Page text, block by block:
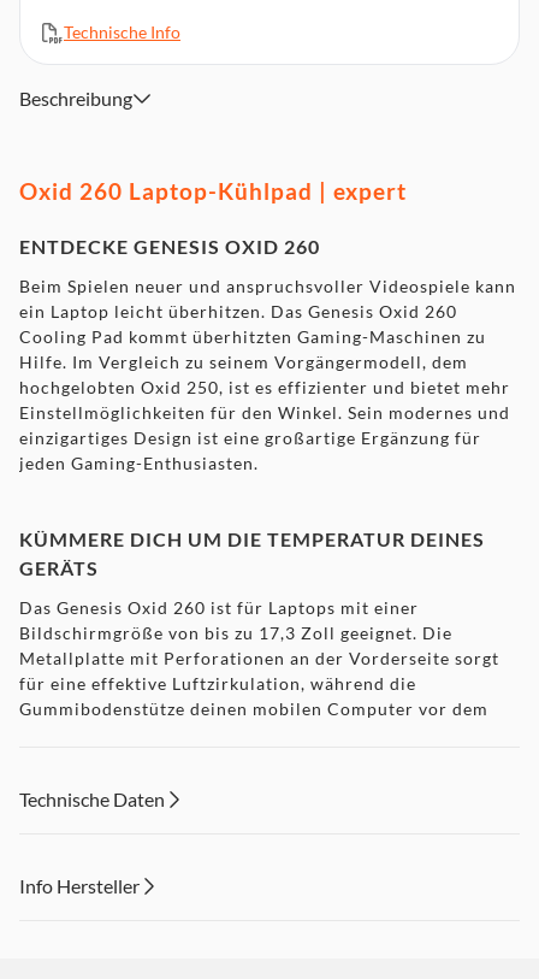
Farben der Beleuchtung: Rot
Abmessungen: 303 x 420 x 35 mm
Technische Info
Beschreibung
Oxid 260 Laptop-Kühlpad | expert
ENTDECKE GENESIS OXID 260
Beim Spielen neuer und anspruchsvoller Videospiele kann
ein Laptop leicht überhitzen. Das Genesis Oxid 260
Cooling Pad kommt überhitzten Gaming-Maschinen zu
Hilfe. Im Vergleich zu seinem Vorgängermodell, dem
hochgelobten Oxid 250, ist es effizienter und bietet mehr
Einstellmöglichkeiten für den Winkel. Sein modernes und
einzigartiges Design ist eine großartige Ergänzung für
jeden Gaming-Enthusiasten.
KÜMMERE DICH UM DIE TEMPERATUR DEINES
GERÄTS
Das Genesis Oxid 260 ist für Laptops mit einer
Bildschirmgröße von bis zu 17,3 Zoll geeignet. Die
Metallplatte mit Perforationen an der Vorderseite sorgt
für eine effektive Luftzirkulation, während die
Gummibodenstütze deinen mobilen Computer vor dem
Das Genesis Oxid 260 Cooling Pad verfügt über vier
große Lüfter für eine effiziente Kühlung. Ihre
Technische Daten
Info Hersteller